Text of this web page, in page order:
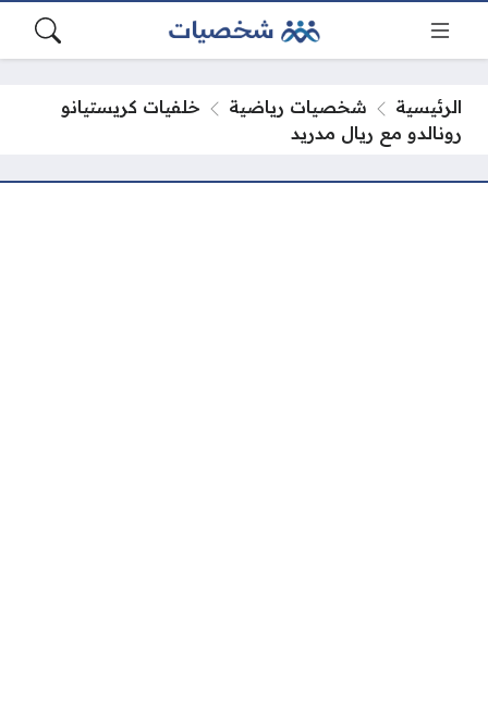
الرئيسية شخصيات رياضية
خلفيات كريستيانو
رونالدو مع ريال مدريد